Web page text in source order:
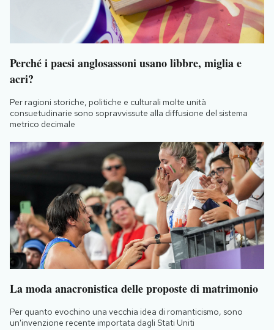
Perché i paesi anglosassoni usano libbre, miglia e
acri?
Per ragioni storiche, politiche e culturali molte unità
consuetudinarie sono sopravvissute alla diffusione del sistema
metrico decimale
La moda anacronistica delle proposte di matrimonio
Per quanto evochino una vecchia idea di romanticismo, sono
un'invenzione recente importata dagli Stati Uniti